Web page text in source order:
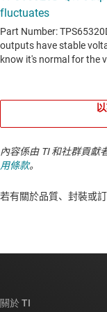
內容係由 TI 和社群貢獻
用條款。
若有關於品質、封裝或
關於 TI